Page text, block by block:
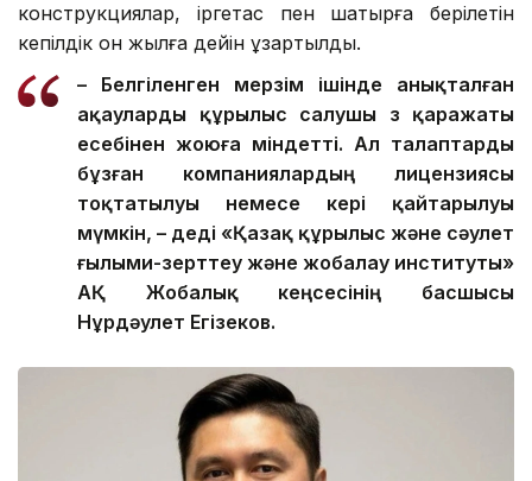
конструкциялар, іргетас пен шатырға берілетін
кепілдік он жылға дейін ұзартылды.
– Белгіленген мерзім ішінде анықталған
ақауларды құрылыс салушы өз қаражаты
есебінен жоюға міндетті. Ал талаптарды
бұзған компаниялардың лицензиясы
тоқтатылуы немесе кері қайтарылуы
мүмкін, – деді «Қазақ құрылыс және сәулет
ғылыми-зерттеу және жобалау институты»
АҚ Жобалық кеңсесінің басшысы
Нұрдәулет Егізеков.